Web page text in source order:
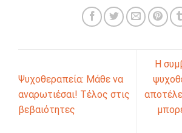
Ψυχοθεραπεία: Μάθε να
αναρωτιέσαι! Τέλος στις
βεβαιότητες
Η